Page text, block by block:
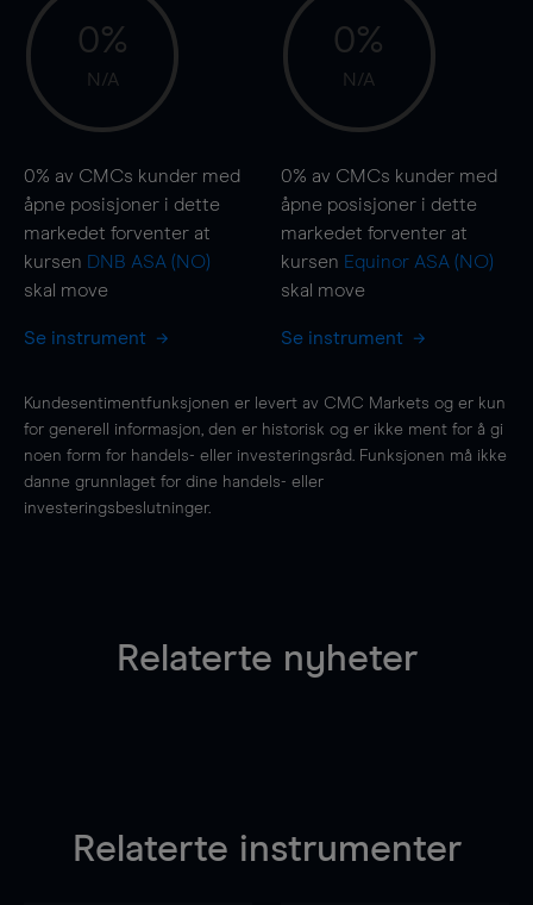
0%
N/A
0% av CMCs kunder med
åpne posisjoner i dette
markedet forventer at
kursen DNB ASA (NO)
skal move
Se instrument
0%
N/A
0% av CMCs kunder med
åpne posisjoner i dette
markedet forventer at
kursen Equinor ASA (NO)
skal move
Se instrument
Kundesentimentfunksjonen er levert av CMC Markets og er kun
for generell informasjon, den er historisk og er ikke ment for å gi
noen form for handels- eller investeringsråd. Funksjonen må ikke
danne grunnlaget for dine handels- eller
investeringsbeslutninger.
Relaterte nyheter
Relaterte instrumenter